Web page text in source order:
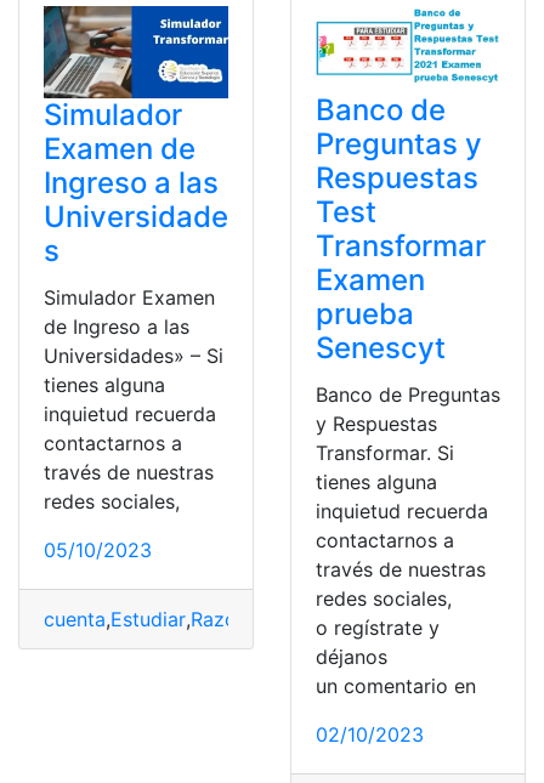
Simulador
Examen de
Ingreso a las
Universidade
s
Simulador Examen
de Ingreso a las
Universidades» – Si
tienes alguna
inquietud recuerda
contactarnos a
través de nuestras
redes sociales,
05/10/2023
cuenta,Estudiar,Razonamiento, Simulador, Test
Banco de
Preguntas y
Respuestas
Test
Transformar
Examen
prueba
Senescyt
Banco de Preguntas
y Respuestas
Transformar. Si
tienes alguna
inquietud recuerda
contactarnos a
través de nuestras
redes sociales,
o regístrate y
déjanos
un comentario en
02/10/2023